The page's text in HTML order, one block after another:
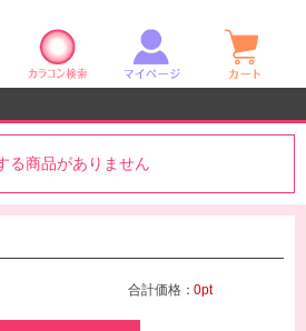
カラコン検索 マイページ
る商品がありません
合計価格：0pt